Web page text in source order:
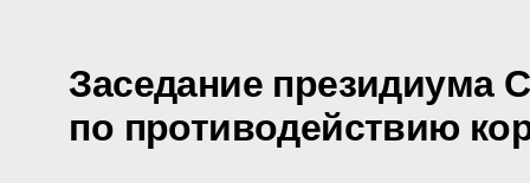
Заседание президиума
по противодействию